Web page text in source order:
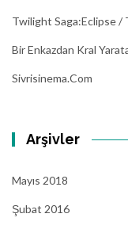
Twilight Saga:Eclipse /
Bir Enkazdan Kral
Sivrisinema.com
Arşivler
Mayıs 2018
Şubat 2016